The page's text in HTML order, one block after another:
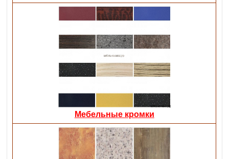
Мебельные кромки